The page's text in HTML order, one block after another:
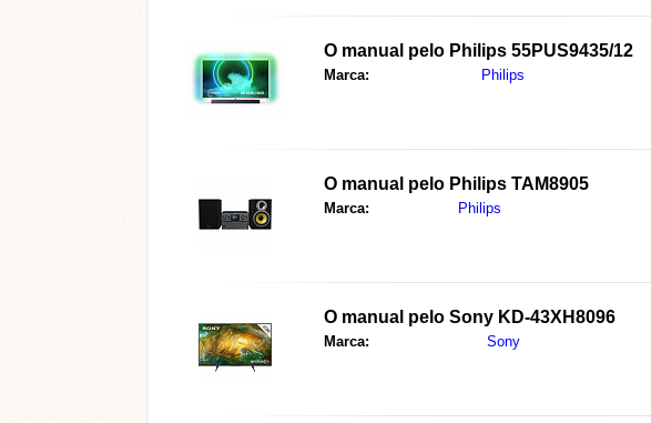
O manual pelo Philips 55PUS9435/12
Marca: Philips
O manual pelo Philips TAM8905
Marca: Philips
O manual pelo Sony KD-43XH8096
Marca: Sony